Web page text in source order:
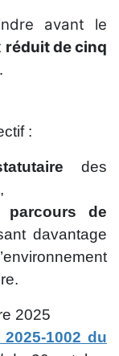
avant le
réduit de cinq
:
des
de
davantage
2025
2025-1002 du